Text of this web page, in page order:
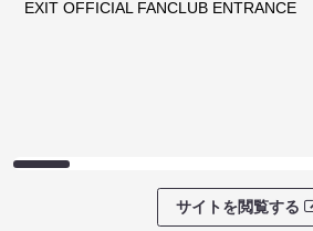
EXIT OFFICIAL FANCLUB ENTRANCE
サイトを閲覧する